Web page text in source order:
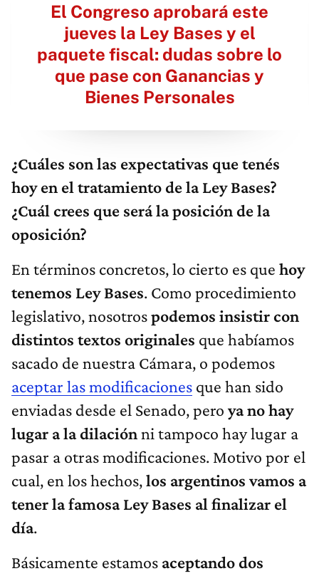
El Congreso aprobará este
jueves la Ley Bases y el
paquete fiscal: dudas sobre lo
que pase con Ganancias y
Bienes Personales
¿Cuáles son las expectativas que tenés
hoy en el tratamiento de la Ley Bases?
¿Cuál crees que será la posición de la
oposición?
En términos concretos, lo cierto es que hoy
tenemos Ley Bases. Como procedimiento
legislativo, nosotrospodemos insistir con
distintos textos originales que habíamos
sacado de nuestra Cámara, o podemos
aceptar las modificaciones que han sido
enviadas desde el Senado, pero ya no hay
lugar a la dilaciónni tampoco hay lugar a
pasar a otras modificaciones. Motivo por el
cual, en los hechos,los argentinos vamos a
tener la famosa Ley Bases al finalizar el
día.
Básicamente estamos aceptando dos